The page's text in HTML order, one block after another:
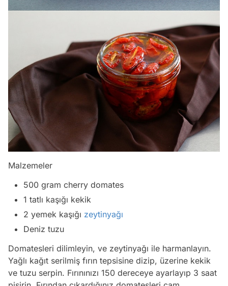
Malzemeler
500 gram cherry domates
1 tatlı kaşığı kekik
2 yemek kaşığı zeytinyağı
Deniz tuzu
Domatesleri dilimleyin, ve zeytinyağı ile harmanlayın.
Yağlı kağıt serilmiş fırın tepsisine dizip, üzerine kekik
ve tuzu serpin. Fırınınızı 150 dereceye ayarlayıp 3 saat